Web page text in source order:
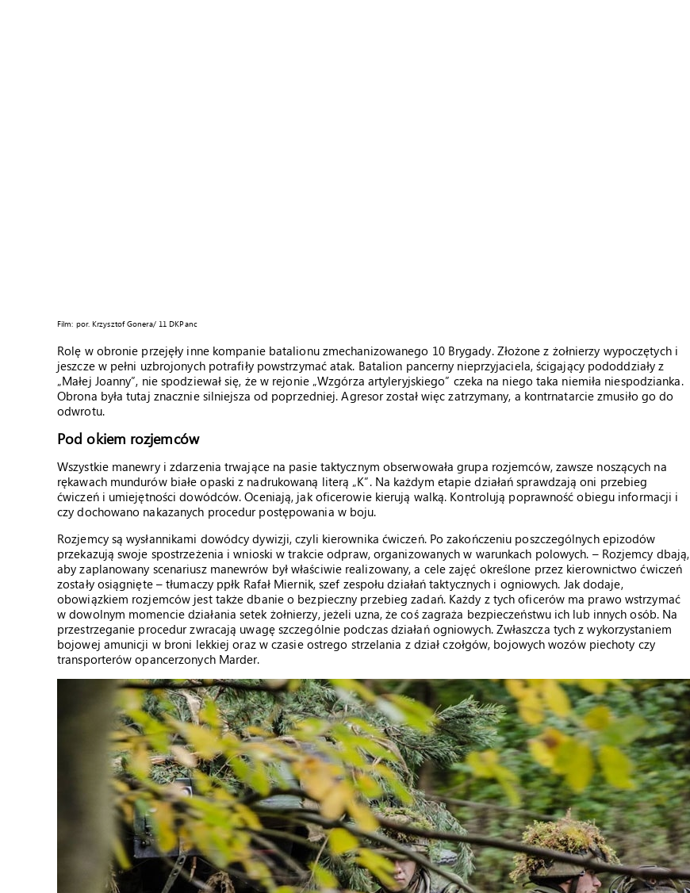
Film: por. Krzysztof Gonera/ 11 DKPanc
Rolę w obronie przejęły inne kompanie batalionu zmechanizowanego 10 Brygady. Złożone z żołnierzy wypoczętych i
jeszcze w pełni uzbrojonych potrafiły powstrzymać atak. Batalion pancerny nieprzyjaciela, ścigający pododdziały z
„Małej Joanny”, nie spodziewał się, że w rejonie „Wzgórza artyleryjskiego” czeka na niego taka niemiła niespodzianka.
Obrona była tutaj znacznie silniejsza od poprzedniej. Agresor został więc zatrzymany, a kontrnatarcie zmusiło go do
odwrotu.
Pod okiem rozjemców
Wszystkie manewry i zdarzenia trwające na pasie taktycznym obserwowała grupa rozjemców, zawsze noszących na
rękawach mundurów białe opaski z nadrukowaną literą „K”. Na każdym etapie działań sprawdzają oni przebieg
ćwiczeń i umiejętności dowódców. Oceniają, jak oficerowie kierują walką. Kontrolują poprawność obiegu informacji i
czy dochowano nakazanych procedur postępowania w boju.
Rozjemcy są wysłannikami dowódcy dywizji, czyli kierownika ćwiczeń. Po zakończeniu poszczególnych epizodów
przekazują swoje spostrzeżenia i wnioski w trakcie odpraw, organizowanych w warunkach polowych. – Rozjemcy dbają,
aby zaplanowany scenariusz manewrów był właściwie realizowany, a cele zajęć określone przez kierownictwo ćwiczeń
zostały osiągnięte – tłumaczy ppłk Rafał Miernik, szef zespołu działań taktycznych i ogniowych. Jak dodaje,
obowiązkiem rozjemców jest także dbanie o bezpieczny przebieg zadań. Każdy z tych oficerów ma prawo wstrzymać
w dowolnym momencie działania setek żołnierzy, jeżeli uzna, że coś zagraża bezpieczeństwu ich lub innych osób. Na
przestrzeganie procedur zwracają uwagę szczególnie podczas działań ogniowych. Zwłaszcza tych z wykorzystaniem
bojowej amunicji w broni lekkiej oraz w czasie ostrego strzelania z dział czołgów, bojowych wozów piechoty czy
transporterów opancerzonych Marder.